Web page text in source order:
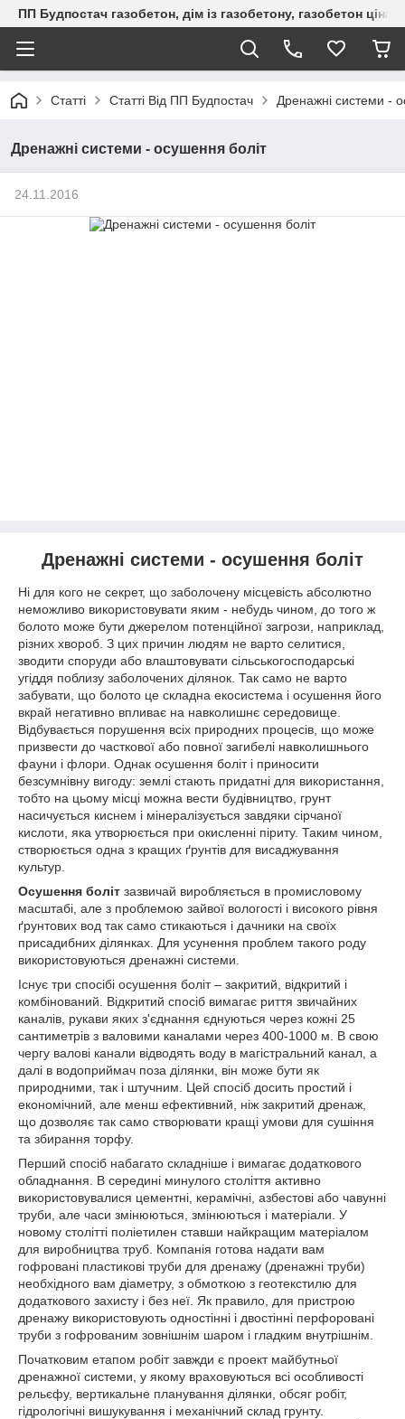
ПП Будпостач газобетон, дім із газобетону, газобетон
Статті Статті Від ПП Будпостач Дренажні системи -
Дренажні системи - осушення боліт
24.11.2016
Дренажні системи - осушення боліт
Ні для кого не секрет, що заболочену місцевість абсолютно
неможливо використовувати яким - небудь чином, до того ж
болото може бути джерелом потенційної загрози, наприклад,
різних хвороб. З цих причин людям не варто селитися,
зводити споруди або влаштовувати сільськогосподарські
угіддя поблизу заболочених ділянок. Так само не варто
забувати, що болото це складна екосистема і осушення його
вкрай негативно впливає на навколишнє середовище.
Відбувається порушення всіх природних процесів, що може
призвести до часткової або повної загибелі навколишнього
фауни і флори. Однак осушення боліт і приносити
безсумнівну вигоду: землі стають придатні для використання,
тобто на цьому місці можна вести будівництво, грунт
насичується киснем і мінералізується завдяки сірчаної
кислоти, яка утворюється при окисленні піриту. Таким чином,
створюється одна з кращих ґрунтів для висаджування
культур.
Осушення боліт зазвичай виробляється в промисловому
масштабі, але з проблемою зайвої вологості і високого рівня
ґрунтових вод так само стикаються і дачники на своїх
присадибних ділянках. Для усунення проблем такого роду
використовуються дренажні системи.
Існує три спосібі осушення боліт – закритий, відкритий і
комбінований. Відкритий спосіб вимагає риття звичайних
каналів, рукави яких з'єднання єднуються через кожні 25
сантиметрів з валовими каналами через 400-1000 м. В свою
чергу валові канали відводять воду в магістральний канал, а
далі в водоприймач поза ділянки, він може бути як
природними, так і штучним. Цей спосіб досить простий і
економічний, але менш ефективний, ніж закритий дренаж,
що дозволяє так само створювати кращі умови для сушіння
та збирання торфу.
Перший спосіб набагато складніше і вимагає додаткового
обладнання. В середині минулого століття активно
використовувалися цементні, керамічні, азбестові або чавунні
труби, але часи змінюються, змінюються і матеріали. У
новому столітті поліетилен ставши найкращим матеріалом
для виробництва труб. Компанія готова надати вам
гофровані пластикові труби для дренажу (дренажні труби)
необхідного вам діаметру, з обмоткою з геотекстилю для
додаткового захисту і без неї. Як правило, для пристрою
дренажу використовують одностінні і двостінні перфоровані
труби з гофрованим зовнішнім шаром і гладким внутрішнім.
Початковим етапом робіт завжди є проект майбутньої
дренажної системи, у якому враховуються всі особливості
рельєфу, вертикальне планування ділянки, обсяг робіт,
гідрологічні вишукування і механічний склад грунту.